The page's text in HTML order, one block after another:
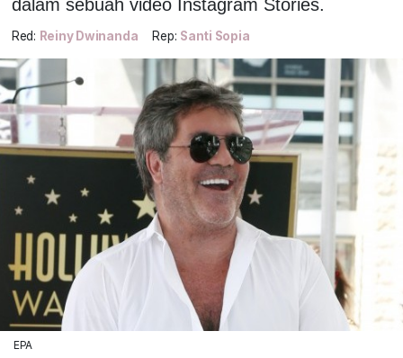
dalam sebuah video Instagram Stories.
Red: Reiny Dwinanda Rep: Santi Sopia
EPA